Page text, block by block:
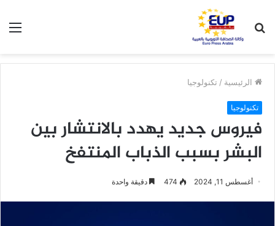
عن
الرئيسية / تكنولوجيا
تكنولوجيا
فيروس جديد يهدد بالانتشار بين
البشر بسبب الذباب المنتفخ
أغسطس 11, 2024 474 دقيقة واحدة